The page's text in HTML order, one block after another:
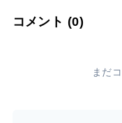
コメント (0)
まだ